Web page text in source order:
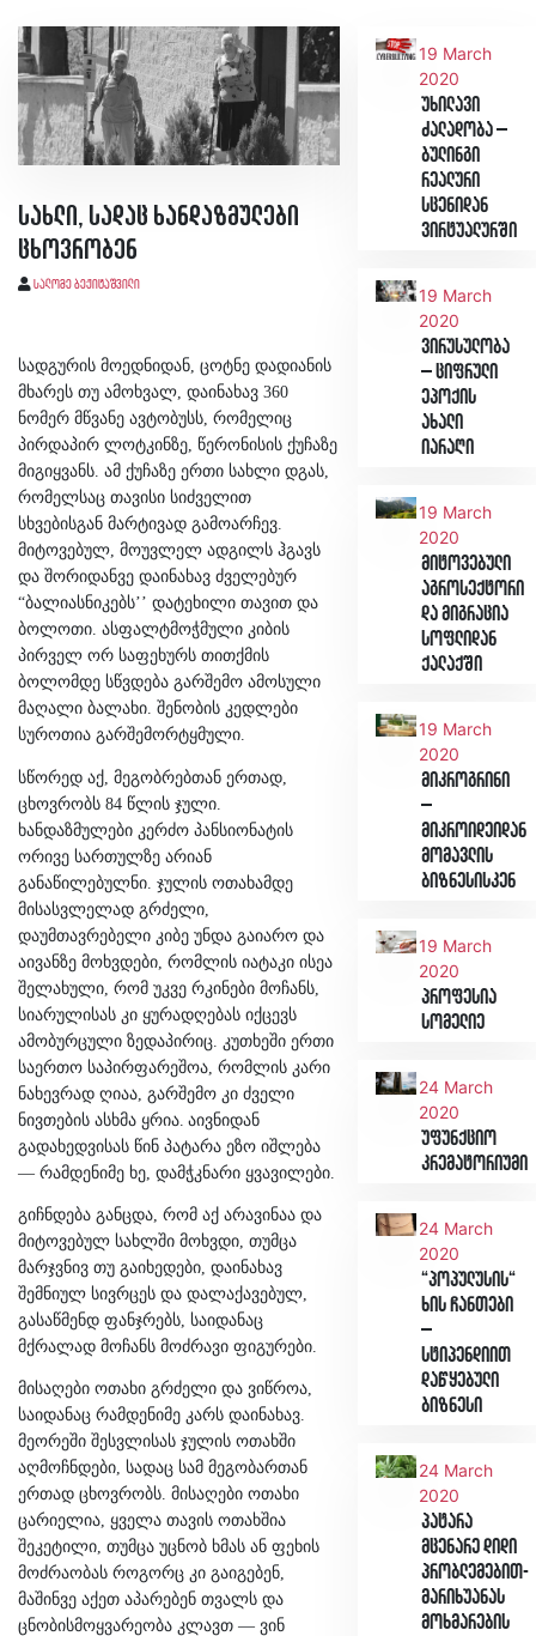
სახლი, სადაც ხანდაზმულები
ცხოვრობენ
სალომე ბეჟიტაშვილი
სადგურის მოედნიდან, ცოტნე დადიანის
მხარეს თუ ამოხვალ, დაინახავ 360
ნომერ მწვანე ავტობუსს, რომელიც
პირდაპირ ლოტკინზე, წერონისის ქუჩაზე
მიგიყვანს. ამ ქუჩაზე ერთი სახლი დგას,
რომელსაც თავისი სიძველით
სხვებისგან მარტივად გამოარჩევ.
მიტოვებულ, მოუვლელ ადგილს ჰგავს
და შორიდანვე დაინახავ ძველებურ
“ბალიასნიკებს’’ დატეხილი თავით და
ბოლოთი. ასფალტმოჭმული კიბის
პირველ ორ საფეხურს თითქმის
ბოლომდე სწვდება გარშემო ამოსული
მაღალი ბალახი. შენობის კედლები
სუროთია გარშემორტყმული.
სწორედ აქ, მეგობრებთან ერთად,
ცხოვრობს 84 წლის ჯული.
ხანდაზმულები კერძო პანსიონატის
ორივე სართულზე არიან
განაწილებულნი. ჯულის ოთახამდე
მისასვლელად გრძელი,
დაუმთავრებელი კიბე უნდა გაიარო და
აივანზე მოხვდები, რომლის იატაკი ისეა
შელახული, რომ უკვე რკინები მოჩანს,
სიარულისას კი ყურადღებას იქცევს
ამობურცული ზედაპირიც. კუთხეში ერთი
საერთო საპირფარეშოა, რომლის კარი
ნახევრად ღიაა, გარშემო კი ძველი
ნივთების ასხმა ყრია. აივნიდან
გადახედვისას წინ პატარა ეზო იშლება
— რამდენიმე ხე, დამჭკნარი ყვავილები.
გიჩნდება განცდა, რომ აქ არავინაა და
მიტოვებულ სახლში მოხვდი, თუმცა
მარჯვნივ თუ გაიხედები, დაინახავ
შემნიულ სივრცეს და დალაქავებულ,
გასაწმენდ ფანჯრებს, საიდანაც
მქრალად მოჩანს მოძრავი ფიგურები.
მისაღები ოთახი გრძელი და ვიწროა,
საიდანაც რამდენიმე კარს დაინახავ.
მეორეში შესვლისას ჯულის ოთახში
აღმოჩნდები, სადაც სამ მეგობართან
ერთად ცხოვრობს. მისაღები ოთახი
ცარიელია, ყველა თავის ოთახშია
შეკეტილი, თუმცა უცნობ ხმას ან ფეხის
მოძრაობას როგორც კი გაიგებენ,
მაშინვე აქეთ აპარებენ თვალს და
ცნობისმოყვარეობა კლავთ — ვინ
19 March
2020
უხილავი
ძალადობა –
ბულინგი
რეალური
სცენიდან
ვირტუალურში
19 March
2020
ვირუსულობა
– ციფრული
ეპოქის
ახალი
იარაღი
19 March
2020
მიტოვებული
აგროსექტორი
და მიგრაცია
სოფლიდან
ქალაქში
19 March
2020
მიკროგრინი
–
მიკროიდეიდან
მომავლის
ბიზნესისკენ
19 March
2020
პროფესია
სომელიე
24 March
2020
უფუნქციო
კრემატორიუმი
24 March
2020
“პოპულუსის“
ხის ჩანთები
–
სტიპენდიით
დაწყებული
ბიზნესი
24 March
2020
პატარა
მცენარე დიდი
პრობლემებით-
მარიხუანას
მოხმარების